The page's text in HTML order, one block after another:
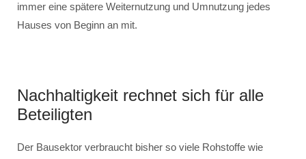
immer eine spätere Weiternutzung und Umnutzung jedes
Hauses von Beginn an mit.
Nachhaltigkeit rechnet sich für alle
Beteiligten
Der Bausektor verbraucht bisher so viele Rohstoffe wie